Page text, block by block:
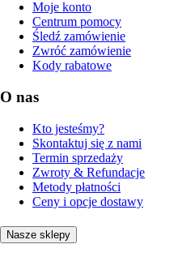
Moje konto
Centrum pomocy
Śledź zamówienie
Zwróć zamówienie
Kody rabatowe
O nas
Kto jesteśmy?
Skontaktuj się z nami
Termin sprzedaży
Zwroty & Refundacje
Metody płatności
Ceny i opcje dostawy
Nasze sklepy